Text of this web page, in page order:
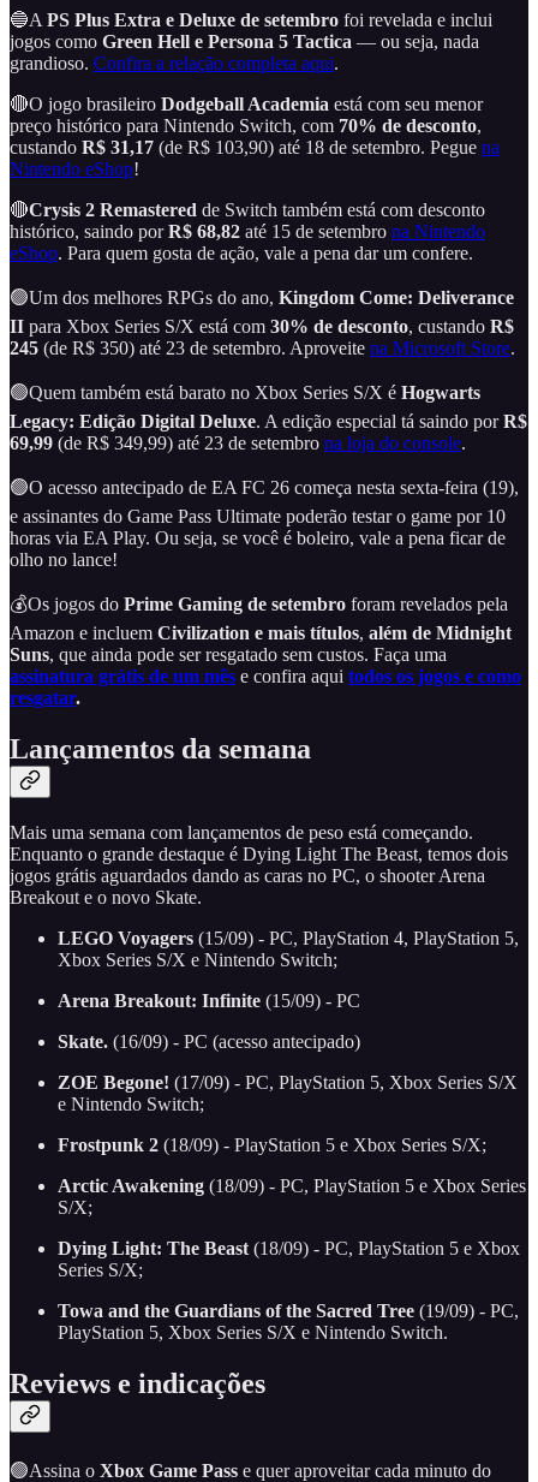
🔵A PS Plus Extra e Deluxe de setembro foi revelada e inclui
jogos como Green Hell e Persona 5 Tactica — ou seja, nada
grandioso. Confira a relação completa aqui.
🔴O jogo brasileiro Dodgeball Academia está com seu menor
preço histórico para Nintendo Switch, com 70% de desconto,
custando R$ 31,17 (de R$ 103,90) até 18 de setembro. Pegue na
Nintendo eShop!
🔴Crysis 2 Remastered de Switch também está com desconto
histórico, saindo porR$ 68,82 até 15 de setembro na Nintendo
eShop. Para quem gosta de ação, vale a pena dar um confere.
🟢Um dos melhores RPGs do ano, Kingdom Come: Deliverance
II para Xbox Series S/X está com 30% de desconto, custando R$
245 (de R$ 350) até 23 de setembro. Aproveite na Microsoft Store.
🟢Quem também está barato no Xbox Series S/X é Hogwarts
Legacy: Edição Digital Deluxe. A edição especial tá saindo porR$
69,99 (de R$ 349,99) até 23 de setembro na loja do console.
🟢O acesso antecipado de EA FC 26 começa nesta sexta-feira (19),
e assinantes do Game Pass Ultimate poderão testar o game por 10
horas via EA Play. Ou seja, se você é boleiro, vale a pena ficar de
olho no lance!
💰Os jogos do Prime Gaming de setembro foram revelados pela
Amazon e incluem Civilization e mais títulos, além de Midnight
Suns, que ainda pode ser resgatado sem custos. Faça uma
assinatura grátis de um mês e confira aqui todos os jogos e como
resgatar.
Lançamentos da semana
Mais uma semana com lançamentos de peso está começando.
Enquanto o grande destaque é Dying Light The Beast, temos dois
jogos grátis aguardados dando as caras no PC, o shooter Arena
Breakout e o novo Skate.
LEGO Voyagers (15/09) - PC, PlayStation 4, PlayStation 5,
Xbox Series S/X e Nintendo Switch;
Arena Breakout: Infinite (15/09) - PC
Skate. (16/09) - PC (acesso antecipado)
ZOE Begone! (17/09) - PC, PlayStation 5, Xbox Series S/X
e Nintendo Switch;
Frostpunk 2 (18/09) - PlayStation 5 e Xbox Series S/X;
Arctic Awakening (18/09) - PC, PlayStation 5 e Xbox Series
S/X;
Dying Light: The Beast (18/09) - PC, PlayStation 5 e Xbox
Series S/X;
Towa and the Guardians of the Sacred Tree (19/09) - PC,
PlayStation 5, Xbox Series S/X e Nintendo Switch.
Reviews e indicações
🟢Assina o Xbox Game Pass e quer aproveitar cada minuto do